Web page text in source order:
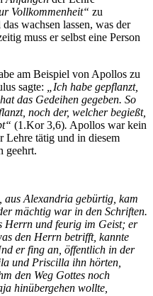
Vollkommenheit“ zu
wachsen lassen, was der
muss er selbst eine Person
am Beispiel von Apollos zu
sagte:
„Ich habe gepflanzt,
das Gedeihen gegeben. So
noch der, welcher begießt,
(1.Kor 3,6). Apollos war kein
Lehre tätig und in diesem
geehrt.
aus Alexandria gebürtig, kam
mächtig war in den Schriften.
Herrn und feurig im Geist; er
den Herrn betrifft, kannte
er fing an, öffentlich in der
und Priscilla ihn hörten,
den Weg Gottes noch
hinübergehen wollte,